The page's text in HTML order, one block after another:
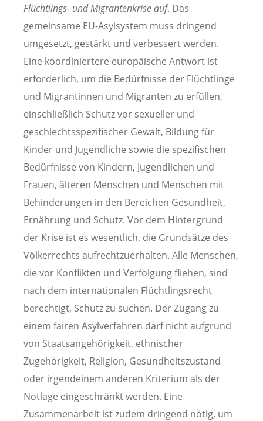
Flüchtlings- und Migrantenkrise auf. Das
gemeinsame EU-Asylsystem muss dringend
umgesetzt, gestärkt und verbessert werden.
Eine koordiniertere europäische Antwort ist
erforderlich, um die Bedürfnisse der Flüchtlinge
und Migrantinnen und Migranten zu erfüllen,
einschließlich Schutz vor sexueller und
geschlechtsspezifischer Gewalt, Bildung für
Kinder und Jugendliche sowie die spezifischen
Bedürfnisse von Kindern, Jugendlichen und
Frauen, älteren Menschen und Menschen mit
Behinderungen in den Bereichen Gesundheit,
Ernährung und Schutz. Vor dem Hintergrund
der Krise ist es wesentlich, die Grundsätze des
Völkerrechts aufrechtzuerhalten. Alle Menschen,
die vor Konflikten und Verfolgung fliehen, sind
nach dem internationalen Flüchtlingsrecht
berechtigt, Schutz zu suchen. Der Zugang zu
einem fairen Asylverfahren darf nicht aufgrund
von Staatsangehörigkeit, ethnischer
Zugehörigkeit, Religion, Gesundheitszustand
oder irgendeinem anderen Kriterium als der
Notlage eingeschränkt werden. Eine
Zusammenarbeit ist zudem dringend nötig, um